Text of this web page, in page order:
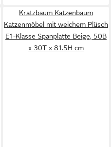
Kratzbaum Katzenbaum
Katzenmöbel mit weichem Plüsch
E1-Klasse Spanplatte Beige, 50B
x 30T x 81.5H cm